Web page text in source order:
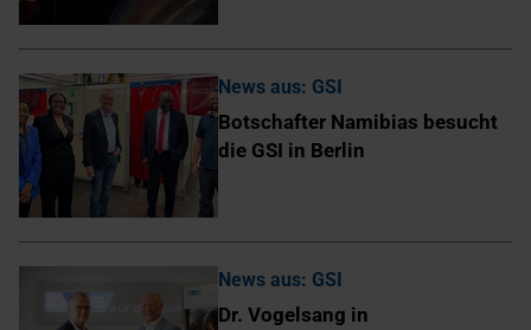
News aus: GSI
Botschafter Namibias besucht
die GSI in Berlin
News aus: GSI
Dr. Vogelsang in